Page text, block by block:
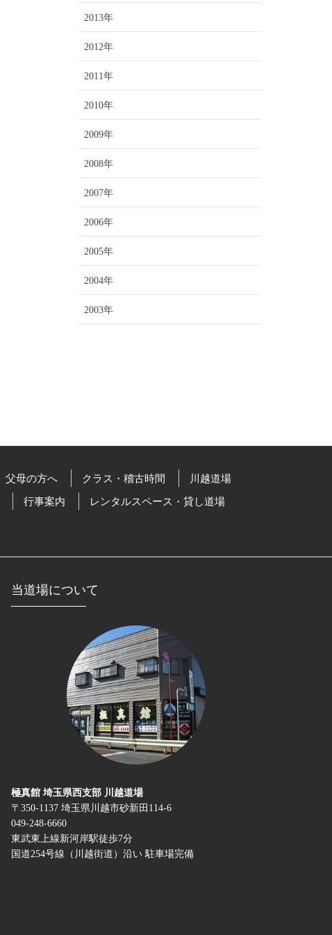
2013年
2012年
2011年
2010年
2009年
2008年
2007年
2006年
2005年
2004年
2003年
父母の方へ クラス・稽古時間
川越道場
行事案内
レンタルスペース・貸し道場
当道場について
極真館 埼玉県西支部 川越道場
〒350-1137 埼玉県川越市砂新田114-6
049-248-6660
東武東上線新河岸駅徒歩7分
国道254号線（川越街道）沿い 駐車場完備